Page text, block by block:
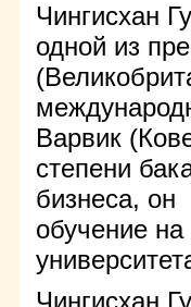
Чингисхан
одной из
Варвик
степени
бизнеса,
обучение на
Чингисхан